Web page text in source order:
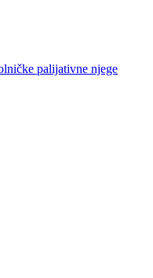
palijativne njege